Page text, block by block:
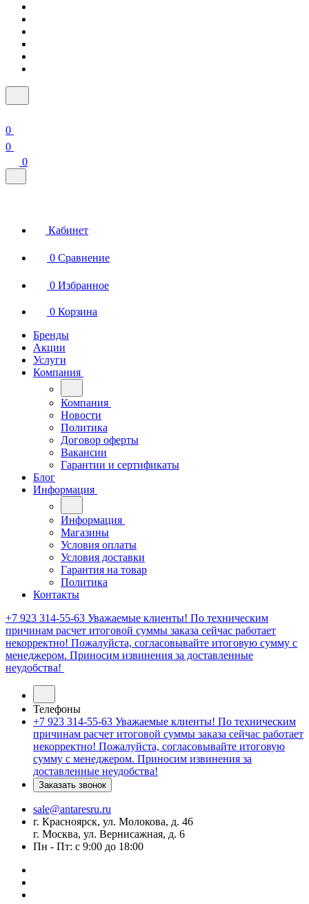
0
0
0
Кабинет
0 Сравнение
0 Избранное
0 Корзина
Бренды
Акции
Услуги
Компания
Компания
Новости
Политика
Договор оферты
Вакансии
Гарантии и сертификаты
Блог
Информация
Информация
Магазины
Условия оплаты
Условия доставки
Гарантия на товар
Политика
Контакты
+7 923 314-55-63 Уважаемые клиенты! По техническим
причинам расчет итоговой суммы заказа сейчас работает
некорректно! Пожалуйста, согласовывайте итоговую сумму с
менеджером. Приносим извинения за доставленные
неудобства!
Телефоны
+7 923 314-55-63 Уважаемые клиенты! По техническим
причинам расчет итоговой суммы заказа сейчас работает
некорректно! Пожалуйста, согласовывайте итоговую
сумму с менеджером. Приносим извинения за
доставленные неудобства!
Заказать звонок
sale@antaresru.ru
г. Красноярск, ул. Молокова, д. 46
г. Москва, ул. Вернисажная, д. 6
Пн - Пт: с 9:00 до 18:00